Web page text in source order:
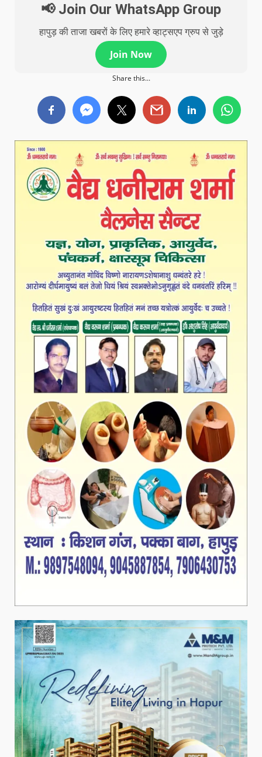
📢 Join Our WhatsApp Group
हापुड़ की ताजा खबरों के लिए हमारे व्हाट्सएप ग्रुप से जुड़े
Join Now
Share this...